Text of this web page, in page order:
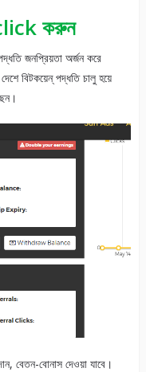
করুন
জনপ্রিয়তা অর্জন করে
বিটকয়েন্ পদ্ধতি চালু হয়ে
বেতন-বোনাস দেওয়া যাবে।